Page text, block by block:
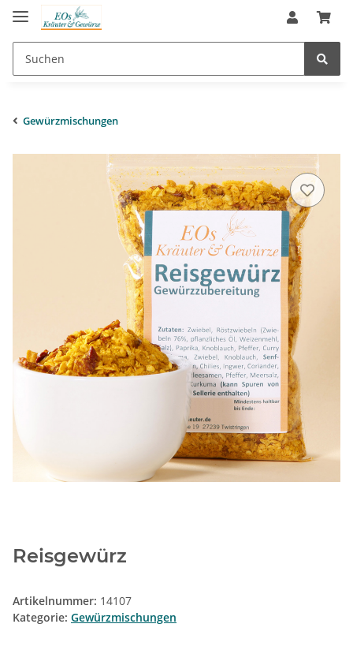
Gewürzmischungen
Reisgewürz
Artikelnummer: 14107
Kategorie: Gewürzmischungen